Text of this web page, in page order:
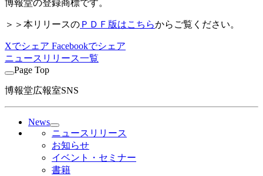
博報堂の登録商標です。
＞＞本リリースの ＰＤＦ版はこちらからご覧ください。
Xでシェア Facebookでシェア
ニュースリリース一覧
Page Top
博報堂広報室SNS
News
ニュースリリース
お知らせ
イベント・セミナー
書籍